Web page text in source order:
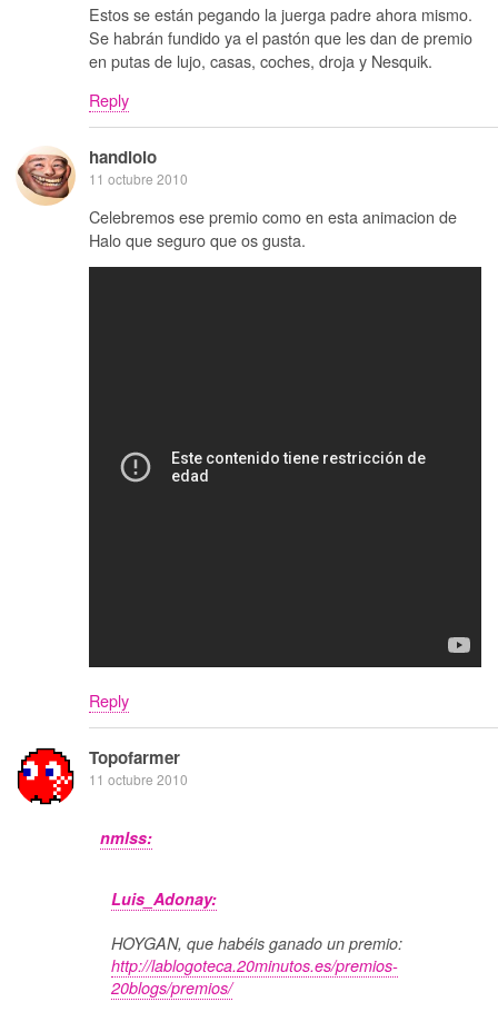
Estos se están pegando la juerga padre ahora mismo.
Se habrán fundido ya el pastón que les dan de premio
en putas de lujo, casas, coches, droja y Nesquik.
Reply
handlolo
11 octubre 2010
Celebremos ese premio como en esta animacion de
Halo que seguro que os gusta.
Reply
Topofarmer
11 octubre 2010
nmlss:
Luis_Adonay:
HOYGAN, que habéis ganado un premio:
http://lablogoteca.20minutos.es/premios-
20blogs/premios/